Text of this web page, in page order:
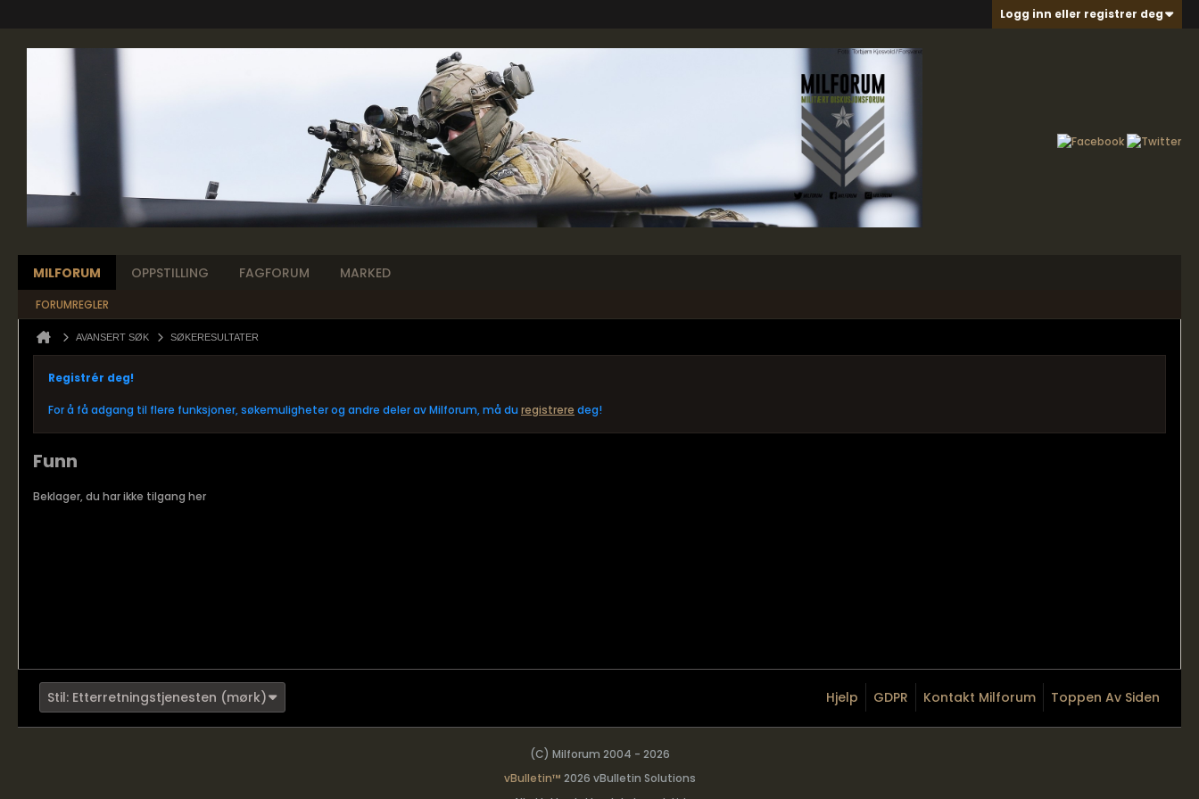
Logg inn eller registrer deg
MILFORUM OPPSTILLING FAGFORUM MARKED
FORUMREGLER
AVANSERT SØK SØKERESULTATER
Registrér deg!
For å få adgang til flere funksjoner, søkemuligheter og andre deler av Milforum, må du registrere deg!
Funn
Beklager, du har ikke tilgang her
Stil: Etterretningstjenesten (mørk) Hjelp GDPR Kontakt Milforum Toppen Av Siden
(C) Milforum 2004 - 2026
vBulletin™ 2026 vBulletin Solutions